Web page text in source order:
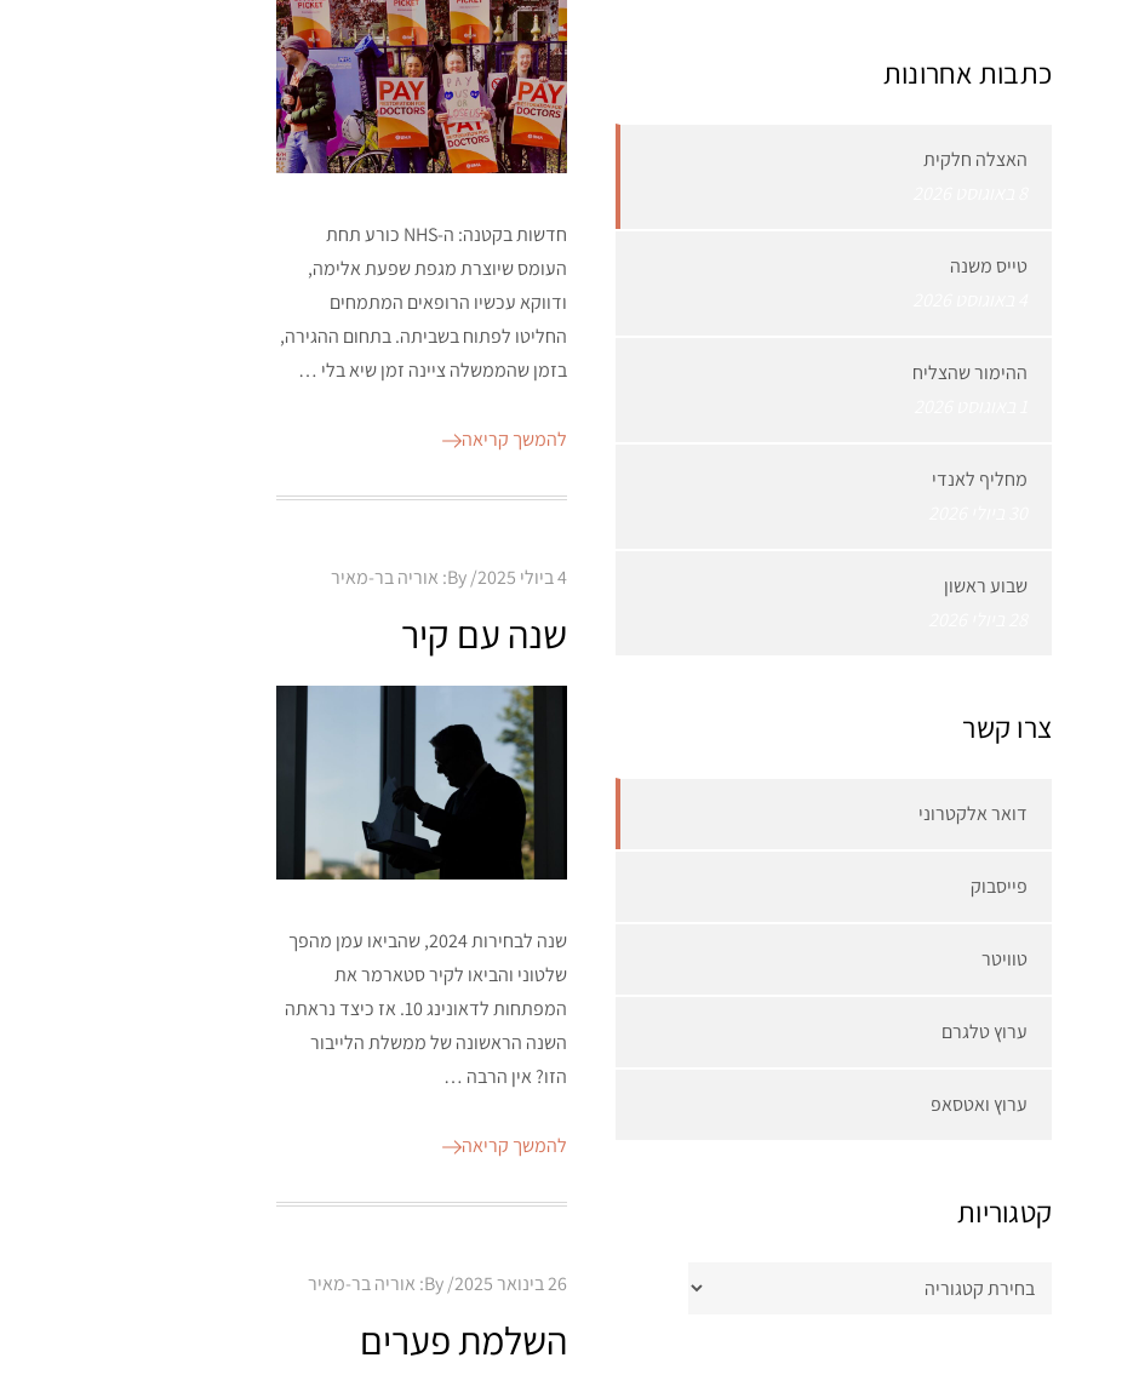
חדשות בקטנה: ה-NHS כורע תחת
העומס שיוצרת מגפת שפעת אלימה,
ודווקא עכשיו הרופאים המתמחים
החליטו לפתוח בשביתה. בתחום ההגירה,
בזמן שהממשלה ציינה זמן שיא בלי …
להמשך קריאה
Posted
4 ביולי 2025 By: אוריה בר-מאיר
שנה עם קיר
שנה לבחירות 2024, שהביאו עמן מהפך
שלטוני והביאו לקיר סטארמר את
המפתחות לדאונינג 10. אז כיצד נראתה
השנה הראשונה של ממשלת הלייבור
הזו? אין הרבה …
להמשך קריאה
Posted
26 בינואר 2025 By: אוריה בר-מאיר
השלמת פערים
כתבות אחרונות
האצלה חלקית
טייס משנה
ההימור שהצליח
מחליף לאנדי
שבוע ראשון
צרו קשר
דואר אלקטרוני
פייסבוק
טוויטר
ערוץ טלגרם
ערוץ ואטסאפ
קטגוריות